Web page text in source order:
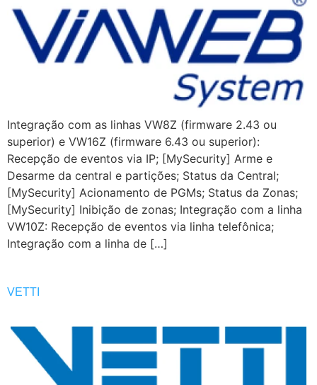
Integração com as linhas VW8Z (firmware 2.43 ou
superior) e VW16Z (firmware 6.43 ou superior):
Recepção de eventos via IP; [MySecurity] Arme e
Desarme da central e partições; Status da Central;
[MySecurity] Acionamento de PGMs; Status da Zonas;
[MySecurity] Inibição de zonas; Integração com a linha
VW10Z: Recepção de eventos via linha telefônica;
Integração com a linha de […]
VETTI